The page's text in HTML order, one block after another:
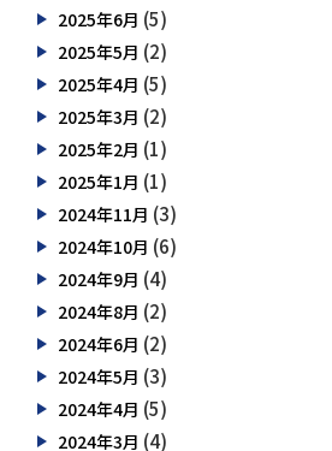
2025年6月 (5)
2025年5月 (2)
2025年4月 (5)
2025年3月 (2)
2025年2月 (1)
2025年1月 (1)
2024年11月 (3)
2024年10月 (6)
2024年9月 (4)
2024年8月 (2)
2024年6月 (2)
2024年5月 (3)
2024年4月 (5)
2024年3月 (4)